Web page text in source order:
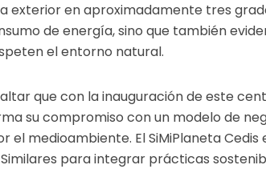
exterior en aproximadamente tres
de energía, sino que también
el entorno natural.
que con la inauguración de este
su compromiso con un modelo de
el medioambiente. El SiMiPlaneta
para integrar prácticas